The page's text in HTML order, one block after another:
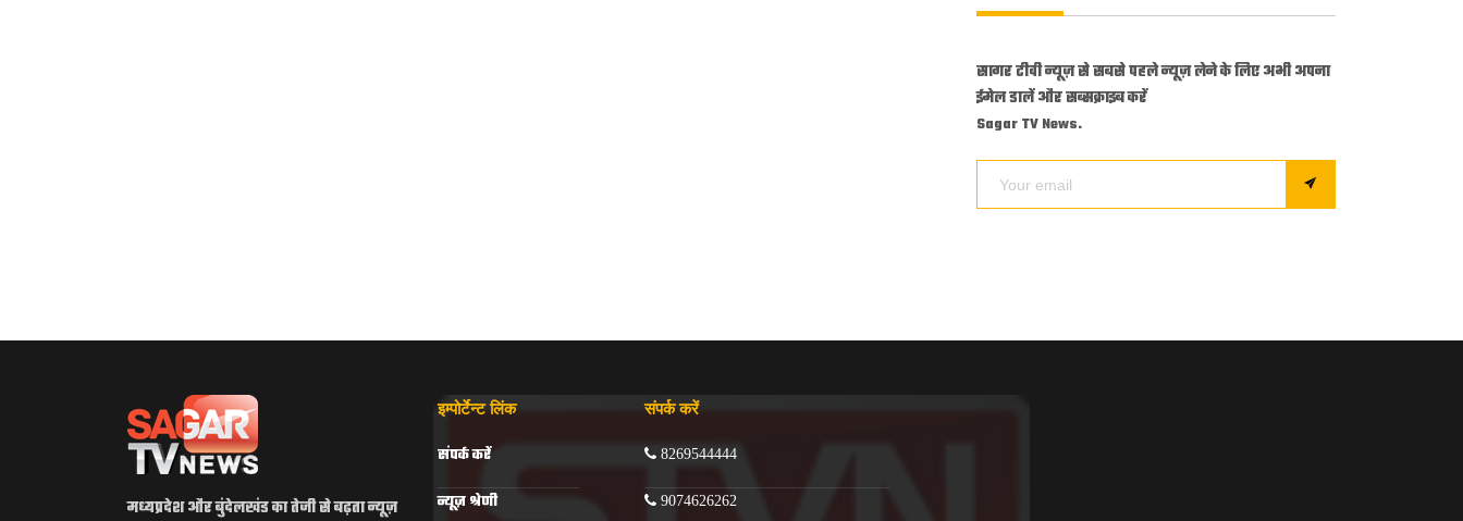
सागर टीवी न्यूज़ से सबसे पहले न्यूज़ लेने के लिए अभी अपना
ईमेल डालें और सब्सक्राइब करें
Sagar TV News.
मध्यप्रदेश और बुंदेलखंड का तेजी से बढ़ता न्यूज़
इम्पोर्टेन्ट लिंक
संपर्क करें
न्यूज़ श्रेणी
संपर्क करें
8269544444
9074626262